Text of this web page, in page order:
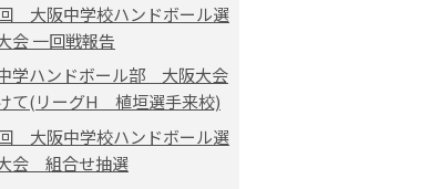
大阪中学校ハンドボール選
会 一回戦報告
学ハンドボール部 大阪大会
て(リーグH 植垣選手来校)
大阪中学校ハンドボール選
会 組合せ抽選